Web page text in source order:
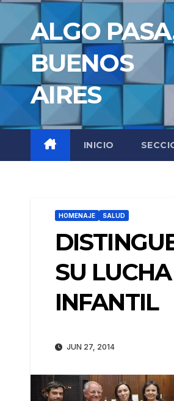
Saltar
contenidoALGO
BUENOS
AIRES
INICIO
HOMENAJE SALUD
SU
INFANTIL
JUN 27, 2014